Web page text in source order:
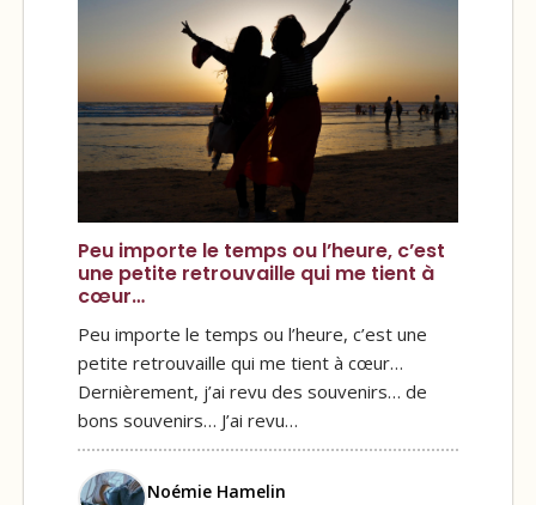
Peu importe le temps ou l’heure, c’est
une petite retrouvaille qui me tient à
cœur…
Peu importe le temps ou l’heure, c’est une
petite retrouvaille qui me tient à cœur…
Dernièrement, j’ai revu des souvenirs… de
bons souvenirs… J’ai revu…
Noémie Hamelin